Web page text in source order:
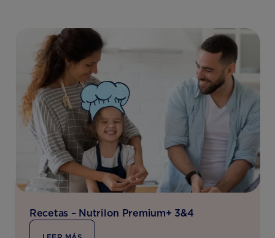
Recetas – Nutrilon Premium+ 3&4